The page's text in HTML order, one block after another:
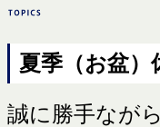
夏季（お盆）
誠に勝手なが